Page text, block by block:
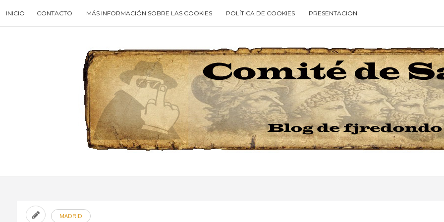
to
content
INICIO CONTACTO MÁS INFORMACIÓN SOBRE LAS COOKIES POLÍTICA DE COOKIES PRESENTACION
then
press
enter
Type your search keyword, and press enter to search
MADRID